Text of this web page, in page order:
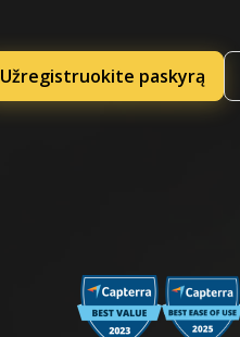
Užregistruokite paskyrą